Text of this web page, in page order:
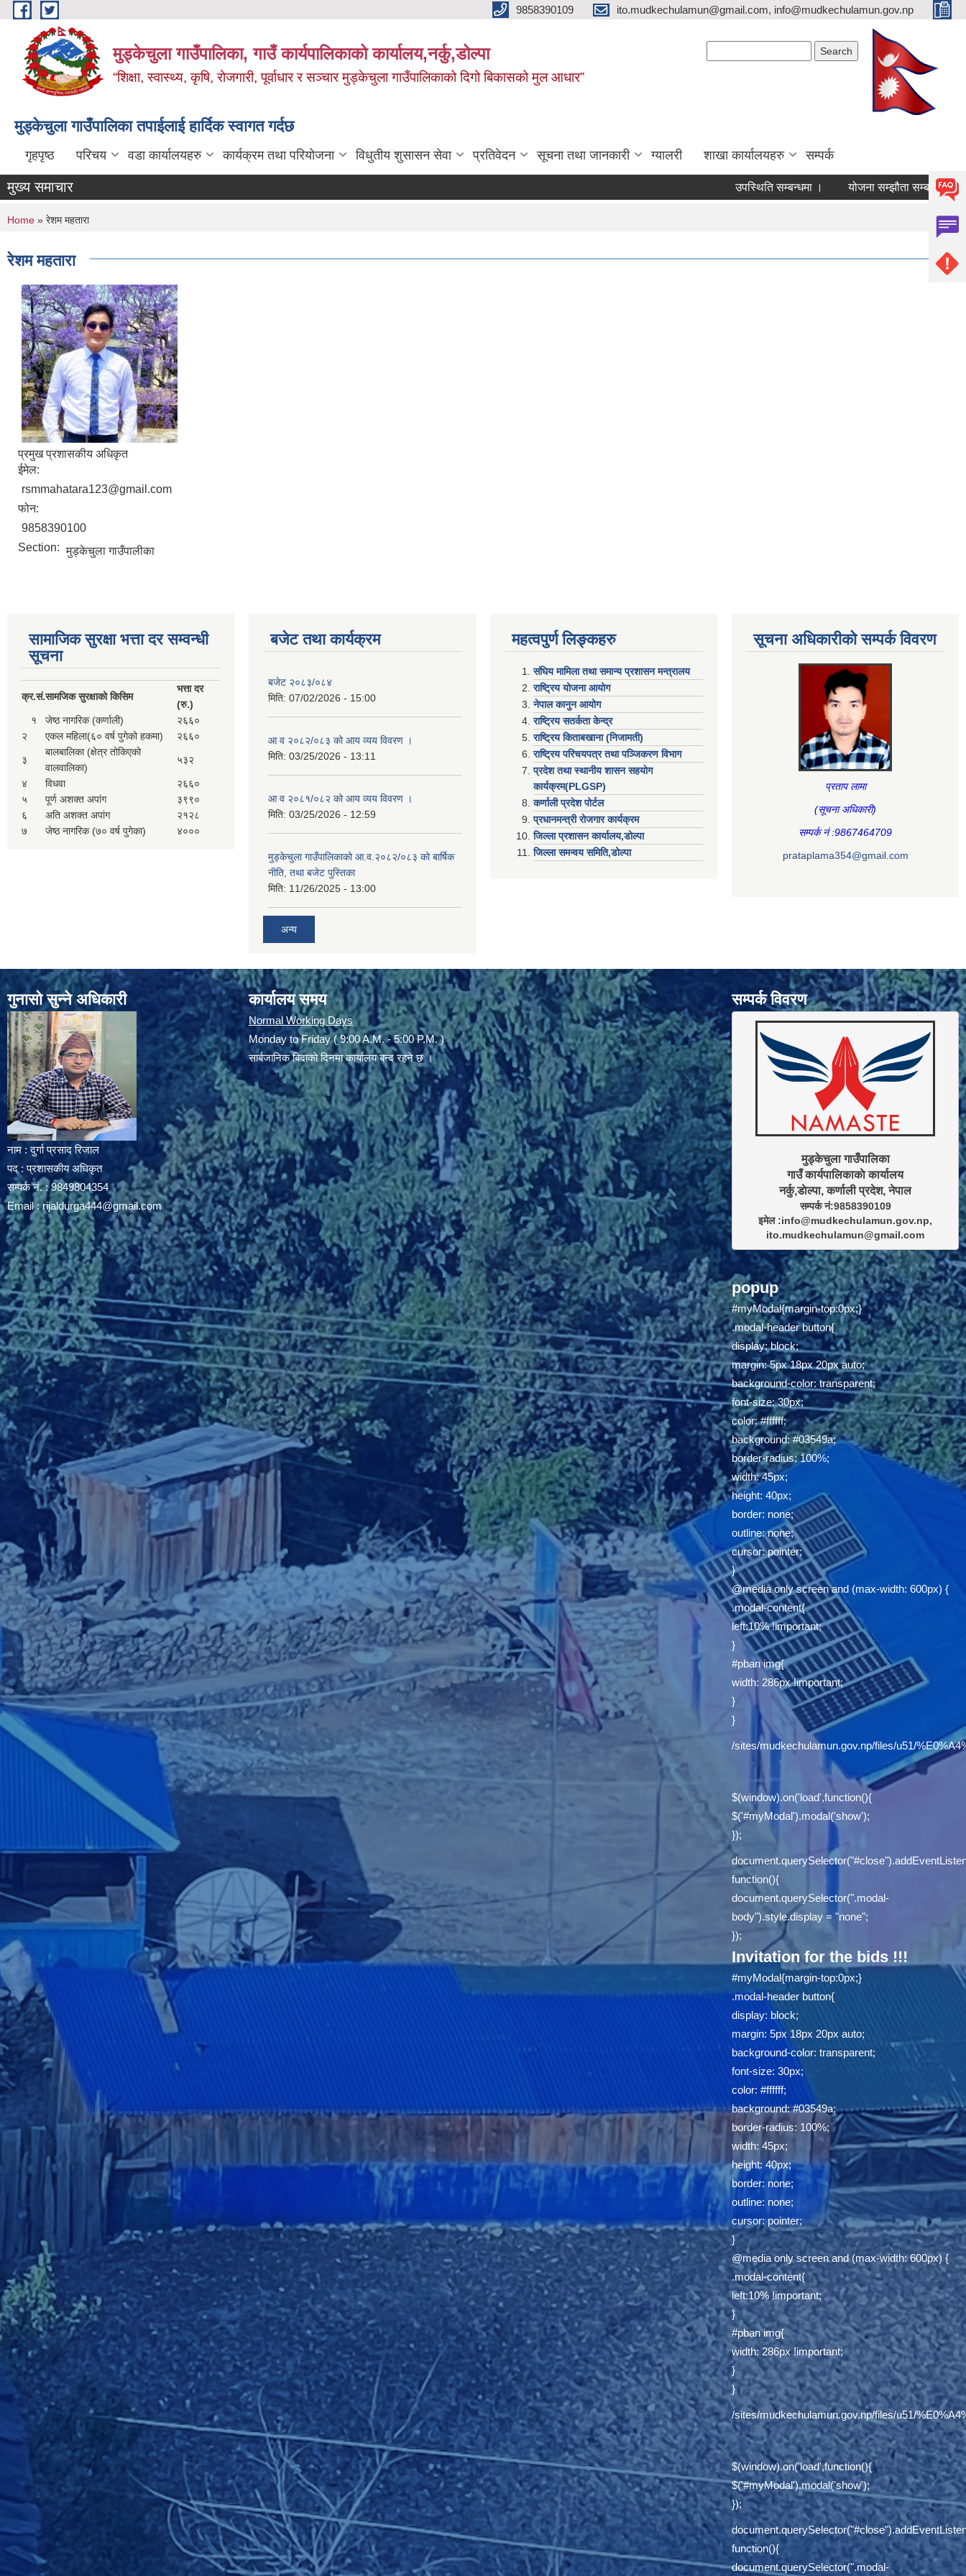
Skip to main content 9858390109 ito.mudkechulamun@gmail.com, info@mudkechulamun.gov.np
मुड्केचुला गाउँपालिका, गाउँ कार्यपालिकाको कार्यालय,नर्कु,डोल्पा
“शिक्षा, स्वास्थ्य, कृषि, रोजगारी, पूर्वाधार र सञ्चार मुड्केचुला गाउँपालिकाको दिगो बिकासको मुल आधार”
मुड्केचुला गाउँपालिका तपाईलाई हार्दिक स्वागत गर्दछ
गृहपृष्ठ परिचय वडा कार्यालयहरु कार्यक्रम तथा परियोजना विधुतीय शुसासन सेवा प्रतिवेदन सूचना तथा जानकारी ग्यालरी शाखा कार्यालयहरु सम्पर्क
मुख्य समाचार उपस्थिति सम्बन्धमा । योजना सम्झौता सम्बन्धी जरुरी सूचना ।
You are here
Home » रेशम महतारा
रेशम महतारा
प्रमुख प्रशासकीय अधिकृत
ईमेल:
rsmmahatara123@gmail.com
फोन:
9858390100
Section: मुड्केचुला गाउँपालीका
सामाजिक सुरक्षा भत्ता दर सम्वन्धी
सूचना
क्र.सं.सामजिक सुरक्षाको किसिम
भत्ता दर
(रु.)
१
जेष्ठ नागरिक (कर्णाली)
२६६०
२
एकल महिला(६० वर्ष पुगेको हकमा) २६६०
३
बालबालिका (क्षेत्र तोकिएको
वालवालिका)
५३२
४ विधवा
२६६०
५
पूर्ण अशक्त अपांग
३९९०
६
अति अशक्त अपांग
२१२८
७
जेष्ठ नागरिक (७० वर्ष पुगेका) ४०००
बजेट तथा कार्यक्रम
बजेट २०८३/०८४
मिति: 07/02/2026 - 15:00
आ व २०८२/०८३ को आय व्यय विवरण ।
मिति: 03/25/2026 - 13:11
आ व २०८१/०८२ को आय व्यय विवरण ।
मिति: 03/25/2026 - 12:59
मुड्केचुला गाउँपालिकाको आ.व.२०८२/०८३ को बार्षिक
नीति, तथा बजेट पुस्तिका
मिति: 11/26/2025 - 13:00
अन्य
महत्वपुर्ण लिङ्कहरु
संघिय मामिला तथा समान्य प्रशासन मन्त्रालय
राष्ट्रिय योजना आयोग
नेपाल कानुन आयोग
राष्ट्रिय सतर्कता केन्द्र
राष्ट्रिय किताबखाना (निजामती)
राष्ट्रिय परिचयपत्र तथा पञ्जिकरण विभाग
प्रदेश तथा स्थानीय शासन सहयाेग
कार्यक्रम(PLGSP)
कर्णाली प्रदेश पोर्टल
प्रधानमन्त्री राेजगार कार्यक्रम
जिल्ला प्रशासन कार्यालय,डोल्पा
जिल्ला समन्वय समिति,डोल्प
सूचना अधिकारीकाे सम्पर्क विवरण
प्रताप लामा
(सूचना अधिकारी)
सम्पर्क नं :9867464709
prataplama354@gmail.com
गुनासो सुन्ने अधिकारी
नाम : दुर्गा प्रसाद रिजाल
पद : प्रशासकीय अधिकृत
सम्पर्क नं. : 9849804354
Email :rijaldurga444@gmail.com
कार्यालय समय
Normal Working Days
Monday to Friday ( 9:00 A.M. - 5:00 P.M. )
सार्बजानिक बिदाको दिनमा कार्यालय बन्द रहने छ ।
सम्पर्क विवरण
मुड्केचुला गाउँपालिका
गाउँ कार्यपालिकाकाे कार्यालय
सम्पर्क नं:9858390109
इमेल :info@mudkechulamun.gov.np,
ito.mudkechulamun@gmail.com
popup
#myModal{margin-top:0px;}
.modal-header button{
display: block;
margin: 5px 18px 20px auto;
background-color: transparent;
font-size: 30px;
color: #ffffff;
background: #03549a;
border-radius: 100%;
width: 45px;
height: 40px;
border: none;
outline: none;
cursor: pointer;
}
@media only screen and (max-width: 600px) {
.modal-content{
left:10% !important;
}
#pban img{
width: 286px !important;
}
}
/sites/mudkechulamun.gov.np/files/u51/
$(window).on('load',function(){
$('#myModal').modal('show');
});
function(){
document.querySelector(".modal-
body").style.display = "none";
});
Invitation for the bids !!!
#myModal{margin-top:0px;}
.modal-header button{
display: block;
margin: 5px 18px 20px auto;
background-color: transparent;
font-size: 30px;
color: #ffffff;
background: #03549a;
border-radius: 100%;
width: 45px;
height: 40px;
border: none;
outline: none;
cursor: pointer;
}
@media only screen and (max-width: 600px) {
.modal-content{
left:10% !important;
}
#pban img{
width: 286px !important;
}
}
/sites/mudkechulamun.gov.np/files/u51/
$(window).on('load',function(){
$('#myModal').modal('show');
});
function(){
document.querySelector(".modal-